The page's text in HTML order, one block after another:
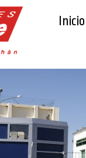
Inicio